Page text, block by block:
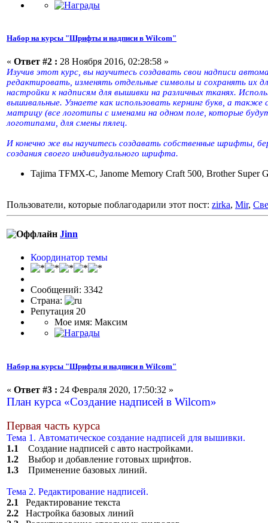
Набор на курсы "Шрифты и надписи в Wilcom"
« Ответ #2 : 28 Ноября 2016, 02:28:58 »
Изучив этот курс, вы научитесь создавать свои надписи
редактировать, изменять отдельные символы и сохранять их
настройки к надписям для вышивки на различных тканях.
вышивальные. Узнаете как использовать кернинг букв, а
матрицу (все логотипы с именами на одном поле, которые
логотипами, для смены пялец.
И конечно же вы научитесь создавать собственные шрифты,
создания своего индивидуального шрифта.
Tajima TFMX-C, Janome Memory Craft 500, Brother Super
Пользователи, которые поблагодарили этот пост: zirka, Mir,
Jinn
Координатор темы
Сообщений: 3342
Страна:
Репутация 20
Мое имя: Максим
Набор на курсы "Шрифты и надписи в Wilcom"
« Ответ #3 : 24 Февраля 2020, 17:50:32 »
План курса «Создание надписей в Wilcom»
Первая часть курса
Тема 1. Автоматическое создание надписей для вышивки.
1.1
Создание надписей с авто настройками.
1.2 Выбор и добавление готовых шрифтов.
1.3 Применение базовых линий.
Тема 2. Редактирование надписей.
2.1
Редактирование текста
2.2 Настройка базовых линий